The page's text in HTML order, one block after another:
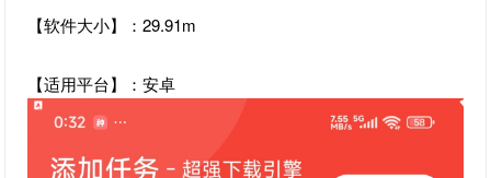
【软件大小】：29.91m
【适用平台】：安卓